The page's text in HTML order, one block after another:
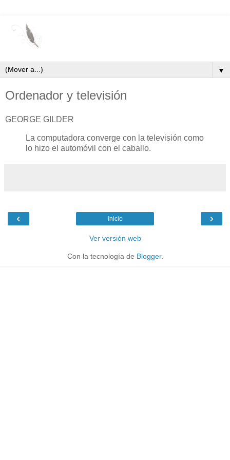
▼
Ordenador y televisión
GEORGE GILDER
La computadora converge con la televisión como
lo hizo el automóvil con el caballo.
‹ ›
Inicio
Ver versión web
Con la tecnología de Blogger.